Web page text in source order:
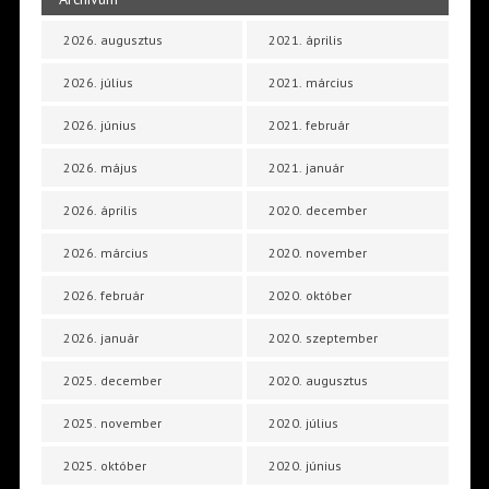
2026. augusztus
2026. július
2026. június
2026. május
2026. április
2026. március
2026. február
2026. január
2025. december
2025. november
2025. október
2021. április
2021. március
2021. február
2021. január
2020. december
2020. november
2020. október
2020. szeptember
2020. augusztus
2020. július
2020. június